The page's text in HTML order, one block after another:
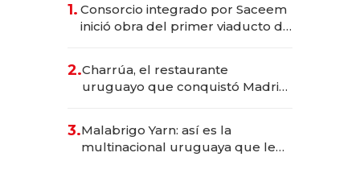
1. Consorcio integrado por Saceem
inició obra del primer viaducto de
millones
2.Charrúa, el restaurante
uruguayo que conquistó Madrid:
anticipación y prepara apertura
3.Malabrigo Yarn: así es la
multinacional uruguaya que le